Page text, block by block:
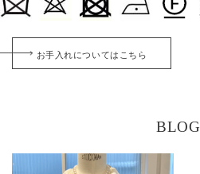
お手入れについてはこちら
BLOG